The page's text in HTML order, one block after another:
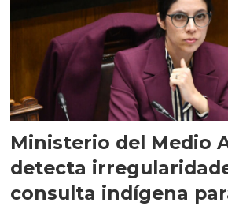
Ministerio del Medio
detecta
consulta indígena